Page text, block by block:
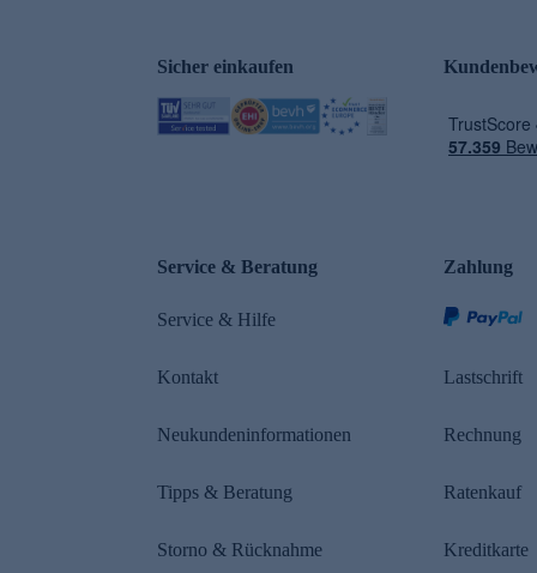
Sicher einkaufen
Service & Beratung
Service & Hilfe
Kontakt
Neukundeninformationen
Tipps & Beratung
Storno & Rücknahme
Zahlung
Lastschrift
Rechnung
Ratenkauf
Kreditkarte